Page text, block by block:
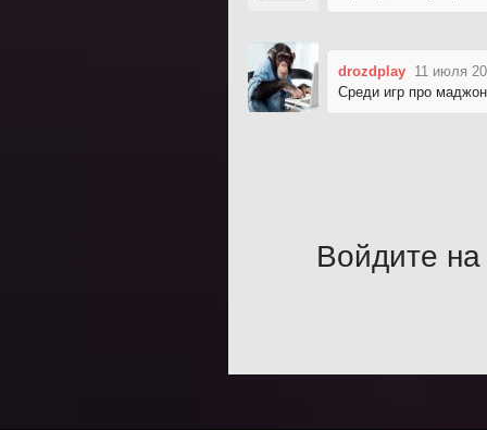
drozdplay 11 июля
Среди игр про
Войдите на